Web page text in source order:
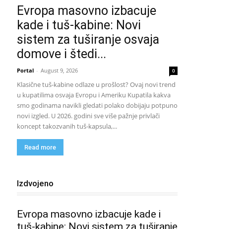
Evropa masovno izbacuje
kade i tuš-kabine: Novi
sistem za tuširanje osvaja
domove i štedi...
Portal - August 9, 2026 0
Klasične tuš-kabine odlaze u prošlost? Ovaj novi trend
u kupatilima osvaja Evropu i Ameriku Kupatila kakva
smo godinama navikli gledati polako dobijaju potpuno
novi izgled. U 2026. godini sve više pažnje privlači
koncept takozvanih tuš-kapsula,...
Read more
Izdvojeno
Evropa masovno izbacuje kade i
tuš-kabine: Novi sistem za tuširanje